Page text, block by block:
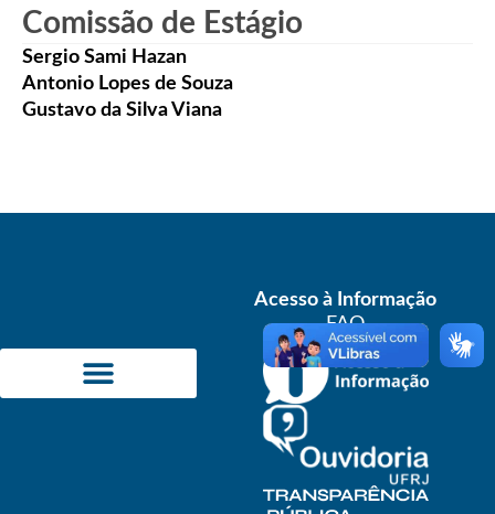
Comissão de Estágio
Sergio Sami Hazan
Antonio Lopes de Souza
Gustavo da Silva Viana
Acesso à Informação
FAQ